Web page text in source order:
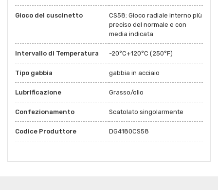
Gioco del cuscinetto
CS58: Gioco radiale interno più
preciso del normale e con
media indicata
Intervallo di Temperatura -20°C+120°C (250°F)
Tipo gabbia gabbia in acciaio
Lubrificazione Grasso/olio
Confezionamento Scatolato singolarmente
Codice Produttore DG4180CS58